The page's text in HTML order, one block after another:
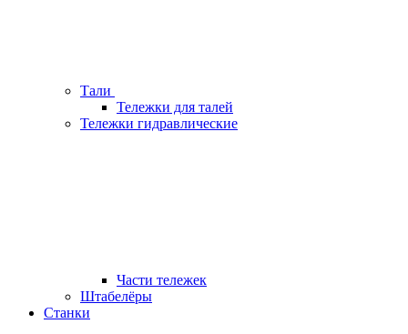
Тали
Тележки для талей
Тележки гидравлические
Части тележек
Штабелёры
Станки